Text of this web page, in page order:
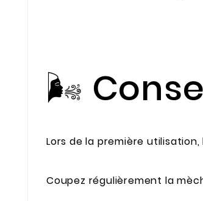
🌬️
Lors de la première
Coupez régulièrement la